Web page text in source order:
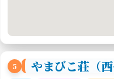
5 やまびこ荘（西